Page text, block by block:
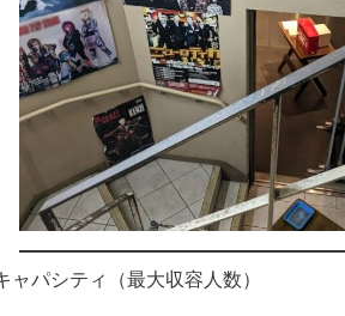
ャパシティ（最大収容人数）